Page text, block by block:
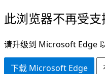
此浏览器不再受支
请升级到 Microsoft Edge
下载 Microsoft Edge